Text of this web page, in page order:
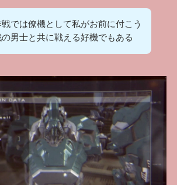
では僚機として私がお前に付こう
の男士と共に戦える好機でもある